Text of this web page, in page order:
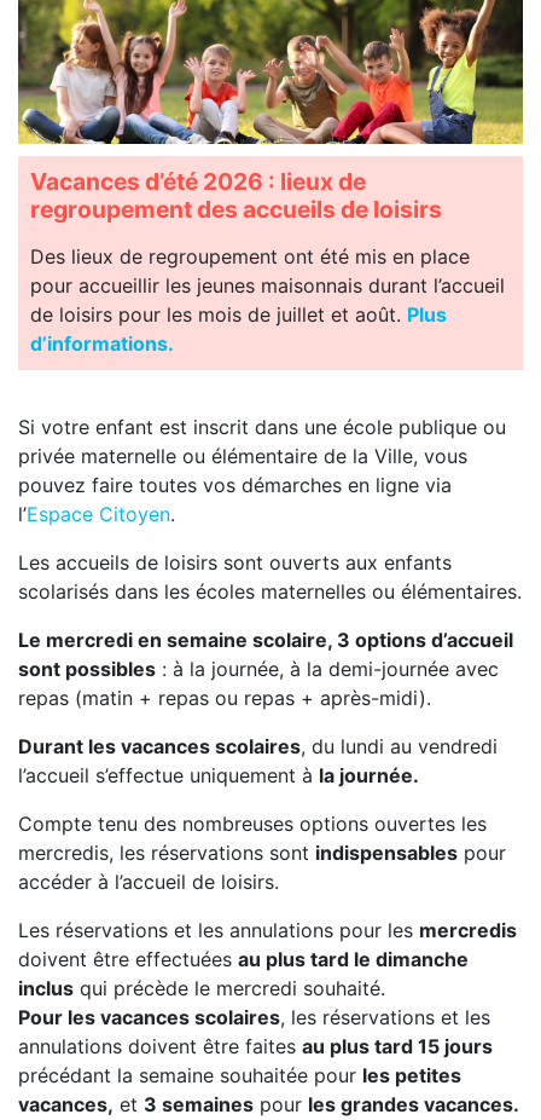
Vacances d’été 2026 : lieux de
regroupement des accueils de loisirs
Des lieux de regroupement ont été mis en place
pour accueillir les jeunes maisonnais durant l’accueil
de loisirs pour les mois de juillet et août. Plus
d’informations.
Si votre enfant est inscrit dans une école publique ou
privée maternelle ou élémentaire de la Ville, vous
pouvez faire toutes vos démarches en ligne via
l’Espace Citoyen.
Les accueils de loisirs sont ouverts aux enfants
scolarisés dans les écoles maternelles ou élémentaires.
Le mercredi en semaine scolaire, 3 options d’accueil
sont possibles : à la journée, à la demi-journée avec
repas (matin + repas ou repas + après-midi).
Durant les vacances scolaires, du lundi au vendredi
l’accueil s’effectue uniquement à la journée.
Compte tenu des nombreuses options ouvertes les
mercredis, les réservations sont indispensables pour
accéder à l’accueil de loisirs.
Les réservations et les annulations pour les mercredis
doivent être effectuées au plus tard le dimanche
inclus qui précède le mercredi souhaité.
Pour les vacances scolaires, les réservations et les
annulations doivent être faites au plus tard 15 jours
précédant la semaine souhaitée pour les petites
vacances, et 3 semaines pour les grandes vacances.